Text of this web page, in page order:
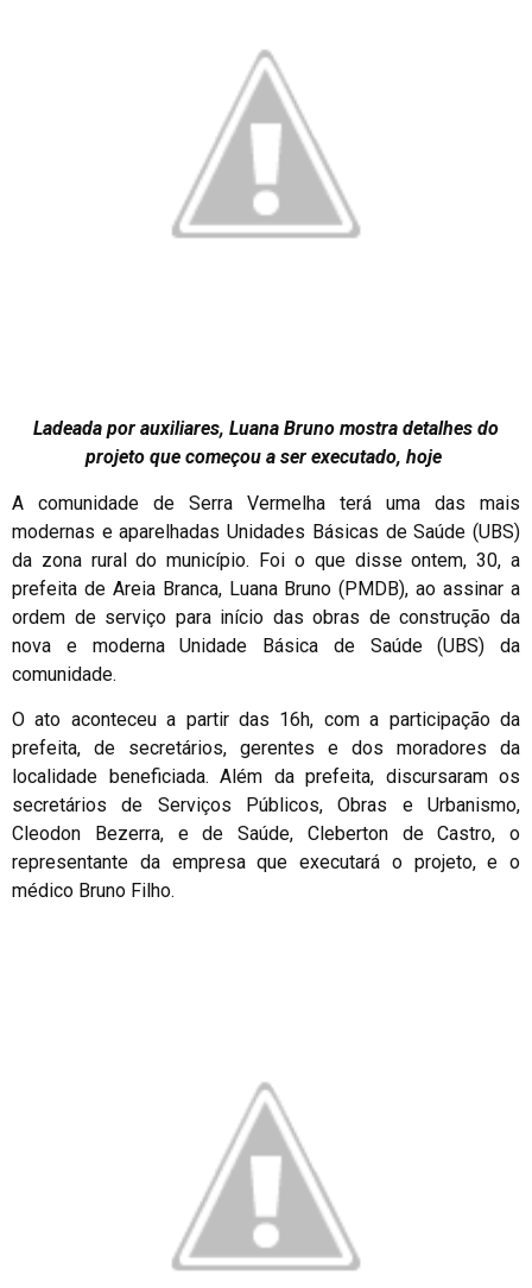
Ladeada por auxiliares, Luana Bruno mostra detalhes do
projeto que começou a ser executado, hoje
A comunidade de Serra Vermelha terá uma das mais
modernas e aparelhadas Unidades Básicas de Saúde (UBS)
da zona rural do município. Foi o que disse ontem, 30, a
prefeita de Areia Branca, Luana Bruno (PMDB), ao assinar a
ordem de serviço para início das obras de construção da
nova e moderna Unidade Básica de Saúde (UBS) da
comunidade.
O ato aconteceu a partir das 16h, com a participação da
prefeita, de secretários, gerentes e dos moradores da
localidade beneficiada. Além da prefeita, discursaram os
secretários de Serviços Públicos, Obras e Urbanismo,
Cleodon Bezerra, e de Saúde, Cleberton de Castro, o
representante da empresa que executará o projeto, e o
médico Bruno Filho.